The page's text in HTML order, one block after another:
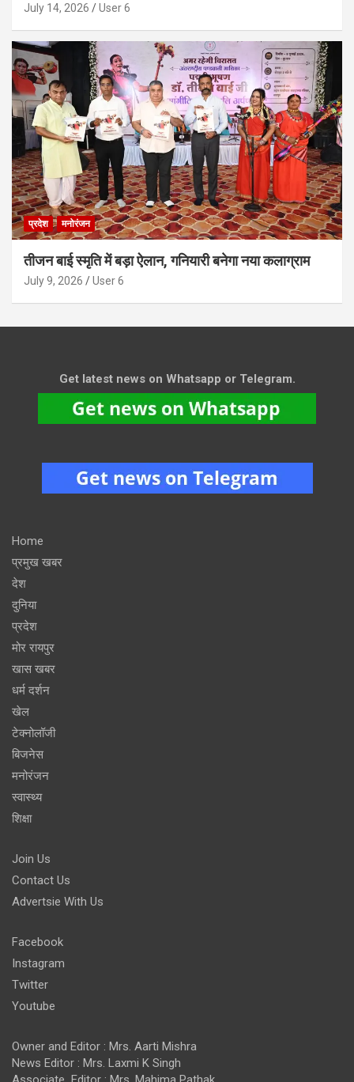
July 14, 2026 User 6
प्रदेश मनोरंजन
तीजन बाई स्मृति में बड़ा ऐलान, गनियारी बनेगा नया कलाग्राम
July 9, 2026 User 6
Get latest news on Whatsapp or Telegram.
Home
प्रमुख खबर
देश
दुनिया
प्रदेश
मोर रायपुर
खास खबर
धर्म दर्शन
खेल
टेक्नोलॉजी
बिजनेस
मनोरंजन
स्वास्थ्य
शिक्षा
Join Us
Contact Us
Advertsie With Us
Facebook
Instagram
Twitter
Youtube
Owner and Editor : Mrs. Aarti Mishra
News Editor : Mrs. Laxmi K Singh